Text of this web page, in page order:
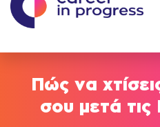
Πώς να
σου μετά τις